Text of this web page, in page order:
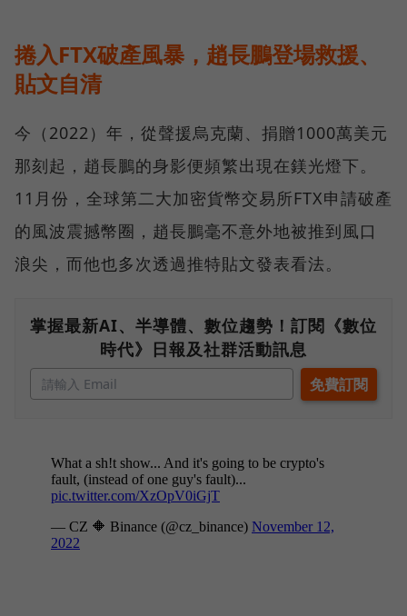
捲入FTX破產風暴，趙長鵬登場救援、
貼文自清
今（2022）年，從聲援烏克蘭、捐贈1000萬美元
那刻起，趙長鵬的身影便頻繁出現在鎂光燈下。
11月份，全球第二大加密貨幣交易所FTX申請破產
的風波震撼幣圈，趙長鵬毫不意外地被推到風口
浪尖，而他也多次透過推特貼文發表看法。
掌握最新AI、半導體、數位趨勢！訂閱《數位
時代》日報及社群活動訊息